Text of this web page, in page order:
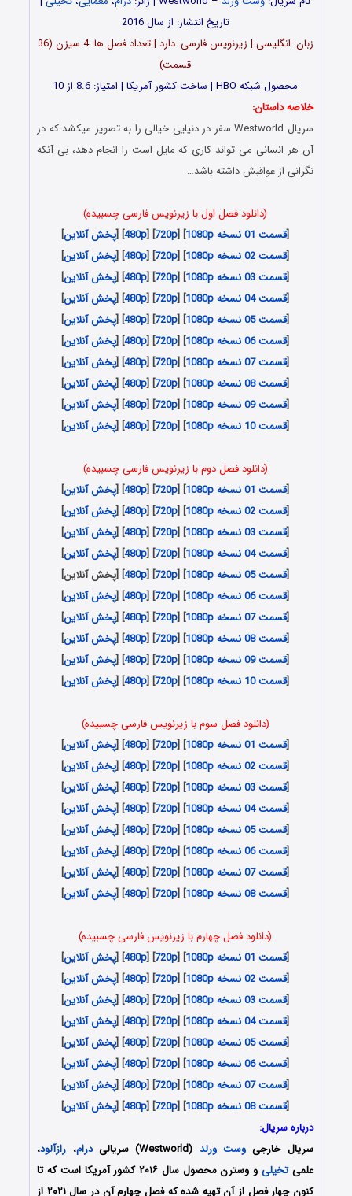
تاریخ انتشار: از سال 2016
زبان: انگلیسی | زیرنویس فارسی: دارد | تعداد فصل ها: 4 سیزن (36
قسمت)
محصول شبکه HBO | ساخت کشور آمریکا | امتیاز: 8.6 از 10
خلاصه داستان:
سریال Westworld سفر در دنیایی خیالی را به تصویر میکشد که در
آن هر انسانی می تواند کاری که مایل است را انجام دهد، بی آنکه
نگرانی از عواقبش داشته باشد…
(دانلود فصل اول با زیرنویس فارسی چسبیده)
[قسمت 01 نسخه 1080p ] [
720p
] [
480p
] [پخش آنلاین]
[قسمت 02 نسخه 1080p ] [
720p
] [
480p
] [پخش آنلاین]
[قسمت 03 نسخه 1080p ] [
720p
] [
480p
] [پخش آنلاین]
[قسمت 04 نسخه 1080p ] [
720p
] [
480p
] [پخش آنلاین]
[قسمت 05 نسخه 1080p ] [
720p
] [
480p
] [پخش آنلاین]
[قسمت 06 نسخه 1080p ] [
720p
] [
480p
] [پخش آنلاین]
[قسمت 07 نسخه 1080p ] [
720p
] [
480p
] [پخش آنلاین]
[قسمت 08 نسخه 1080p ] [
720p
] [
480p
] [پخش آنلاین]
[قسمت 09 نسخه 1080p ] [
720p
] [
480p
] [پخش آنلاین]
[قسمت 10 نسخه 1080p ] [
720p
] [
480p
] [پخش آنلاین]
(دانلود فصل دوم با زیرنویس فارسی چسبیده)
[قسمت 01 نسخه 1080p ] [
720p
] [
480p
] [پخش آنلاین]
[قسمت 02 نسخه 1080p ] [
720p
] [
480p
] [پخش آنلاین]
[قسمت 03 نسخه 1080p ] [
720p
] [
480p
] [پخش آنلاین]
[قسمت 04 نسخه 1080p ] [
720p
] [
480p
] [پخش آنلاین]
[قسمت 05 نسخه 1080p ] [
720p
] [
480p] [پخش آنلاین]
[قسمت 06 نسخه 1080p ] [
720p
] [
480p
] [پخش آنلاین]
[قسمت 07 نسخه 1080p ] [
720p
] [
480p
] [پخش آنلاین]
[قسمت 08 نسخه 1080p ] [
720p
] [
480p
] [پخش آنلاین]
[قسمت 09 نسخه 1080p ] [
720p
] [
480p
] [پخش آنلاین]
[قسمت 10 نسخه 1080p ] [
720p
] [
480p
] [پخش آنلاین]
(دانلود فصل سوم با زیرنویس فارسی چسبیده)
[قسمت 01 نسخه 1080p ] [
720p
] [
480p
] [پخش آنلاین]
[قسمت 02 نسخه 1080p ] [
720p
] [
480p
] [پخش آنلاین]
[قسمت 03 نسخه 1080p ] [
720p
] [
480p
] [پخش آنلاین]
[قسمت 04 نسخه 1080p ] [
720p
] [
480p
] [پخش آنلاین]
[قسمت 05 نسخه 1080p ] [
720p
] [
480p
] [پخش آنلاین]
[قسمت 06 نسخه 1080p ] [
720p
] [
480p
] [پخش آنلاین]
[قسمت 07 نسخه 1080p ] [
720p
] [
480p
] [پخش آنلاین]
[قسمت 08 نسخه 1080p ] [
720p
] [
480p
] [پخش آنلاین]
(دانلود فصل چهارم با زیرنویس فارسی چسبیده)
[قسمت 01 نسخه 1080p ] [
720p
] [
480p
] [پخش آنلاین]
[قسمت 02 نسخه 1080p ] [
720p
] [
480p
] [پخش آنلاین]
[قسمت 03 نسخه 1080p ] [
720p
] [
480p
] [پخش آنلاین]
[قسمت 04 نسخه 1080p ] [
720p
] [
480p
] [پخش آنلاین]
[قسمت 05 نسخه 1080p ] [
720p
] [
480p
] [پخش آنلاین]
[قسمت 06 نسخه 1080p ] [
720p
] [
480p
] [پخش آنلاین]
[قسمت 07 نسخه 1080p ] [
720p
] [
480p
] [پخش آنلاین]
[قسمت 08 نسخه 1080p ] [
720p
] [
480p
] [پخش آنلاین]
درباره سریال:
سریال خارجی وست ورلد (Westworld) سریالی درام، رازآلود،
علمیتخیلی
و وسترن محصول سال ۲۰۱۶ کشور آمریکا است که تا
کنون چهار فصل از آن تهیه شده که فصل چهارم آن در سال ۲۰۲۱ از